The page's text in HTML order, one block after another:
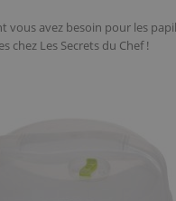
vous avez besoin pour les
chez Les Secrets du Chef !